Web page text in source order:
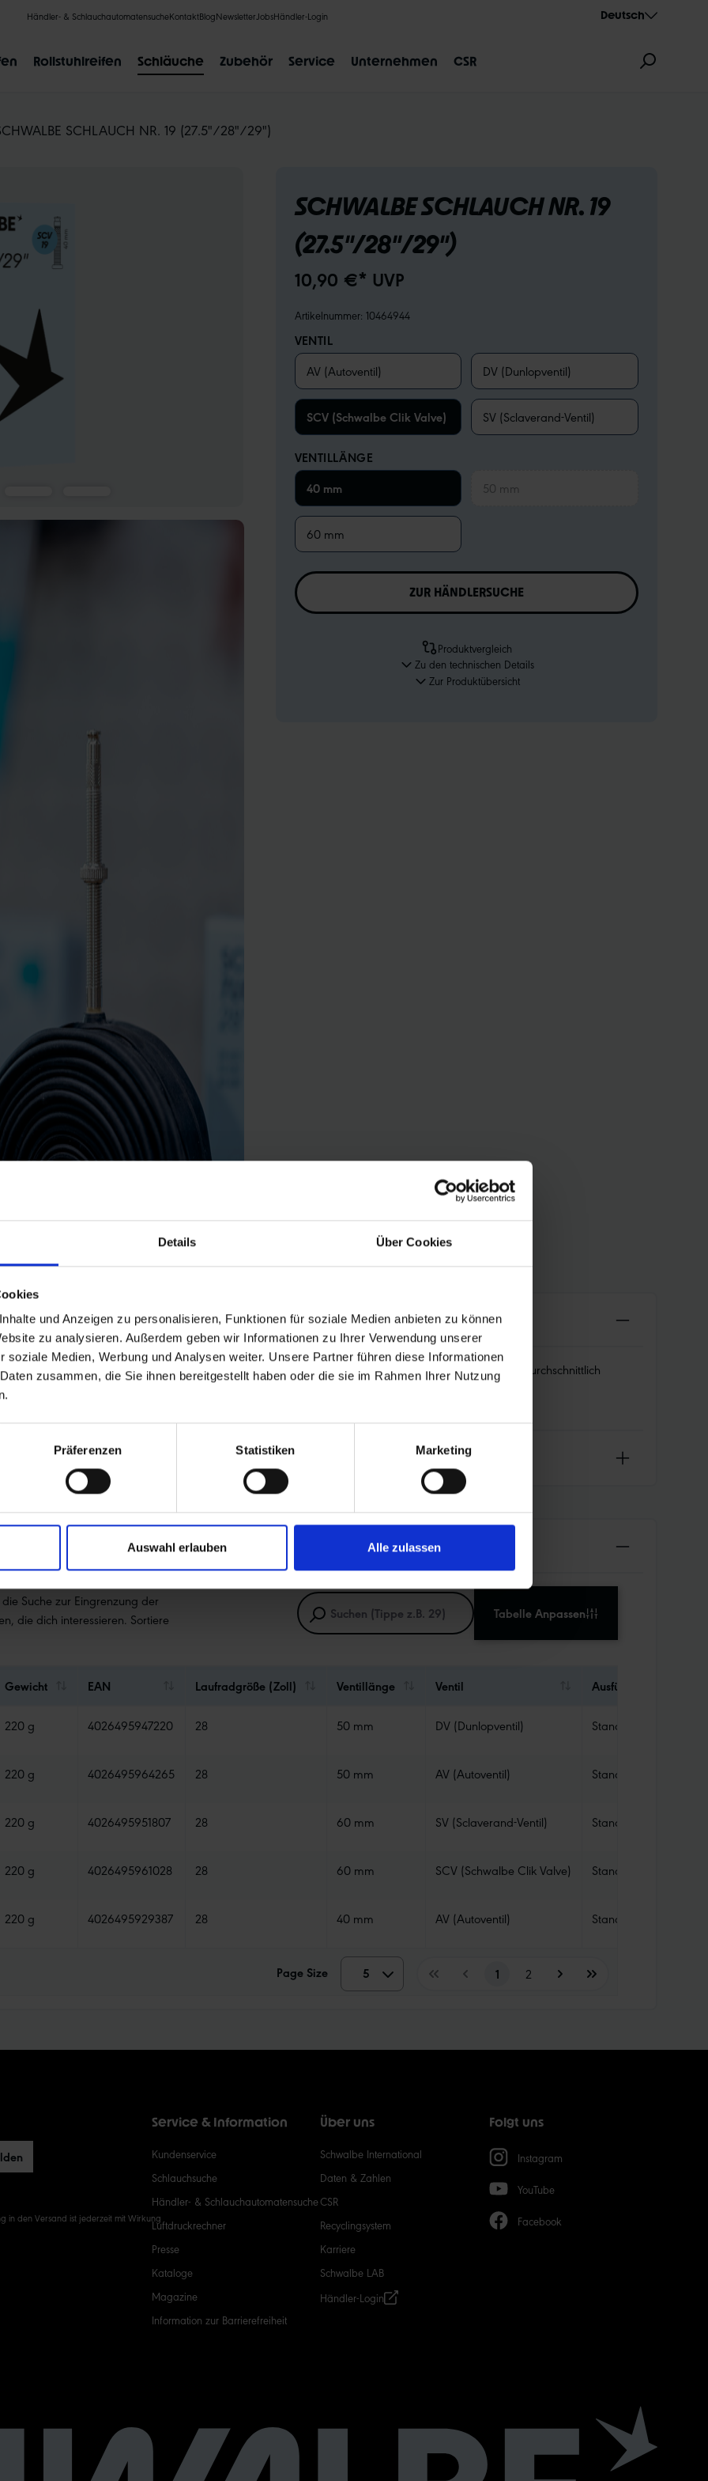
Details Über Cookies
und Anzeigen zu personalisieren, Funktionen für soziale Medien anbieten zu können
zu analysieren. Außerdem geben wir Informationen zu Ihrer Verwendung unserer
soziale Medien, Werbung und Analysen weiter. Unsere Partner führen diese Informationen
zusammen, die Sie ihnen bereitgestellt haben oder die sie im Rahmen Ihrer Nutzung
Präferenzen Statistiken Marketing
Auswahl erlauben Alle zulassen
Händler- & SchlauchautomatensucheKontaktBlogNewsletter JobsHändler-Login Deutsch
Rollstuhlreifen Schläuche Zubehör Service Unternehmen CSR
CLIK VALVE GRÖSSENBEZEICHNUNG AEROTHAN
SCHLAUCH NR. 19 (27.5"/28"/29")
SCHWALBE SCHLAUCH NR. 19
(27.5"/28"/29")
10,90 €* UVP
Artikelnummer: 10464944
VENTIL
AV (Autoventil) DV (Dunlopventil)
SCV (Schwalbe Clik Valve) SV (Sclaverand-Ventil)
VENTILLÄNGE
40 mm
50 mm
60 mm
ZUR HÄNDLERSUCHE
Produktvergleich
Zu den technischen Details
Zur Produktübersicht
in der Größe 27.5"/28"/29" Zoll (ETRTO 50→62-584, 40→62-622, 40-635). Hält die Luft überdurchschnittlich
Höchste Zuverlässigkeit, die sich millionenfach bewährt hat.
Suche zur Eingrenzung der
die dich interessieren. Sortiere
Tabelle Anpassen
Gewicht EAN Laufradgröße (Zoll) Ventillänge Ventil Ausführung Schlauch
220 g 4026495947220 28 50 mm DV (Dunlopventil) Standard
220 g 4026495964265 28 50 mm AV (Autoventil) Standard
220 g 4026495951807 28 60 mm SV (Sclaverand-Ventil) Standard
220 g 4026495961028 28 60 mm SCV (Schwalbe Clik Valve) Standard
220 g 4026495929387 28 40 mm AV (Autoventil) Standard
Page Size 5 5
50
1 2
in den Versand ist jederzeit mit Wirkung
Service & Information
Kundenservice
Schlauchsuche
Händler- & Schlauchautomatensuche
Luftdruckrechner
Presse
Kataloge
Magazine
Information zur Barrierefreiheit
Über uns
Schwalbe International
Daten & Zahlen
CSR
Recyclingsystem
Karriere
Schwalbe LAB
Händler-Login
Folgt uns
Instagram
YouTube
Facebook